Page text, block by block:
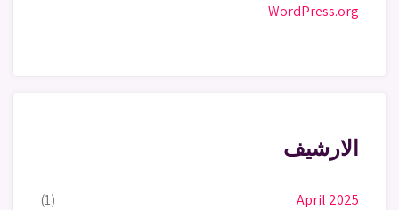
WordPress.org
الارشيف
April 2025
(1)